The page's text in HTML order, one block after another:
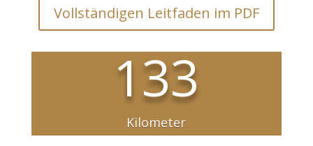
Vollständigen Leitfaden im PDF
133
Kilometer